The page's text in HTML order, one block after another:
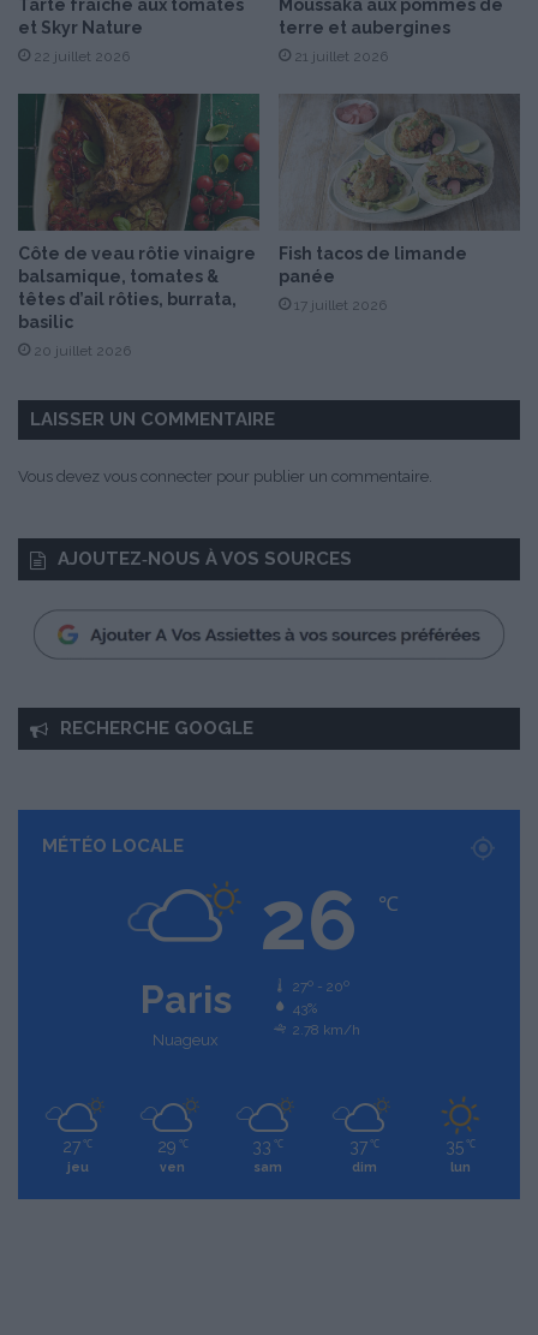
u
i
l
v
e
Tarte fraîche aux tomates
et Skyr Nature
22 juillet 2026
Moussaka aux pommes de
terre et aubergines
21 juillet 2026
Côte de veau rôtie vinaigre
balsamique, tomates &
têtes d’ail rôties, burrata,
basilic
20 juillet 2026
Fish tacos de limande
panée
17 juillet 2026
LAISSER UN COMMENTAIRE
Vous devez vous connecter pour publier un commentaire.
AJOUTEZ‑NOUS À VOS SOURCES
RECHERCHE GOOGLE
MÉTÉO LOCALE
Paris
Nuageux
26 ℃
27º - 20º
43%
2.78 km/h
27 ℃
jeu
29 ℃
ven
33 ℃
sam
37 ℃
dim
35 ℃
lun